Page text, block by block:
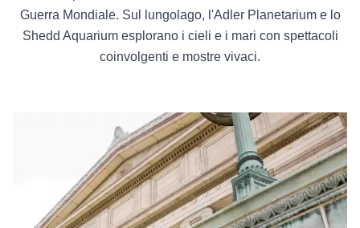
Guerra Mondiale. Sul lungolago, l'Adler Planetarium e lo
Shedd Aquarium esplorano i cieli e i mari con spettacoli
coinvolgenti e mostre vivaci.